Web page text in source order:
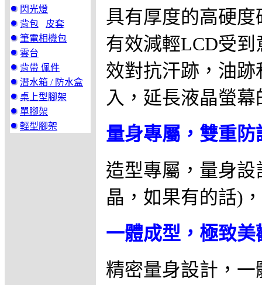
閃光燈
背包
皮套
筆電相機包
雲台
背帶 佩件
潛水箱 / 防水盒
桌上型腳架
單腳架
輕型腳架
具有厚度的高硬
有效減輕LCD受
效對抗汗跡，油
入，延長液晶螢
量身專屬，雙重防
造型專屬，量身
晶，如果有的話)
一體成型，極致美
精密量身設計，